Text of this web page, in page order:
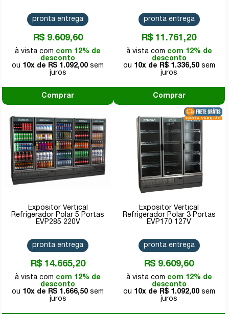
R$ 9.609,60
com 12% de
desconto
10x de
R$ 1.092,00
pronta entrega
Comprar
R$ 11.761,20
com 12% de
desconto
10x de
R$ 1.336,50
pronta entrega
Comprar
Expositor Vertical
Refrigerador Polar 5 Portas
EVP285 220V
R$ 14.665,20
com 12% de
desconto
10x de
R$ 1.666,50
pronta entrega
Expositor Vertical
Refrigerador Polar 3 Portas
EVP170 127V
R$ 9.609,60
com 12% de
desconto
10x de
R$ 1.092,00
pronta entrega